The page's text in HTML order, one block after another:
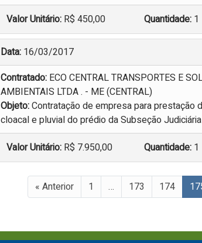
Valor Unitário: R$ 450,00 Quantidade: 1
Data: 16/03/2017
Contratado: ECO CENTRAL TRANSPORTES E
AMBIENTAIS LTDA . - ME (CENTRAL)
Objeto:Contratação de empresa para
cloacal e pluvial do prédio da Subseção
Valor Unitário: R$ 7.950,00 Quantidade: 1
« Anterior 1 … 173 174